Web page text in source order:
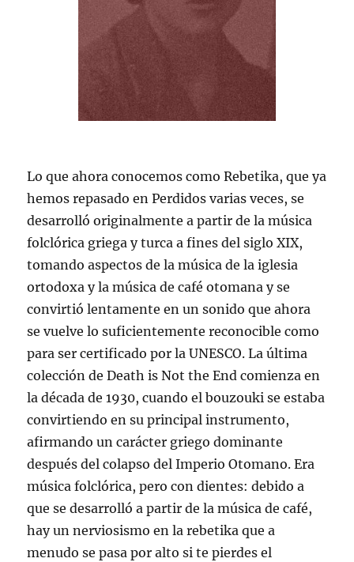
Lo que ahora conocemos como Rebetika, que ya
hemos repasado en Perdidos varias veces, se
desarrolló originalmente a partir de la música
folclórica griega y turca a fines del siglo XIX,
tomando aspectos de la música de la iglesia
ortodoxa y la música de café otomana y se
convirtió lentamente en un sonido que ahora
se vuelve lo suficientemente reconocible como
para ser certificado por la UNESCO. La última
colección de Death is Not the End comienza en
la década de 1930, cuando el bouzouki se estaba
convirtiendo en su principal instrumento,
afirmando un carácter griego dominante
después del colapso del Imperio Otomano. Era
música folclórica, pero con dientes: debido a
que se desarrolló a partir de la música de café,
hay un nerviosismo en la rebetika que a
menudo se pasa por alto si te pierdes el